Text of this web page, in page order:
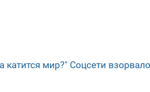
катится мир?" Соцсети